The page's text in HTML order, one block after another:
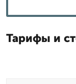
Тарифы и